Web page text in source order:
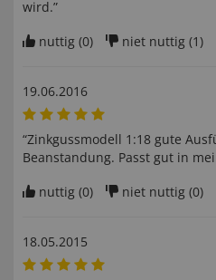
wird.”
nuttig (0) niet nuttig (1)
19.06.2016
“Zinkgussmodell 1:18 gute
Beanstandung. Passt gut in
nuttig (0) niet nuttig (0)
18.05.2015